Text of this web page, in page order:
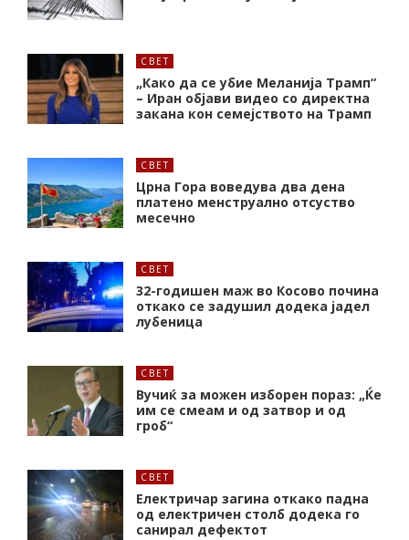
СВЕТ
„Како да се убие Меланија Трамп“
– Иран објави видео со директна
закана кон семејството на Трамп
СВЕТ
Црна Гора воведува два дена
платено менструално отсуство
месечно
СВЕТ
32-годишен маж во Косово почина
откако се задушил додека јадел
лубеница
СВЕТ
Вучиќ за можен изборен пораз: „Ќе
им се смеам и од затвор и од
гроб“
СВЕТ
Електричар загина откако падна
од електричен столб додека го
санирал дефектот